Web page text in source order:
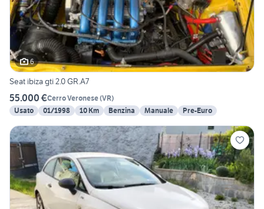
6
Seat ibiza gti 2.0 GR.A7
55.000 €Cerro Veronese(VR)
Usato
01/1998 10 Km Benzina Manuale Pre-Euro